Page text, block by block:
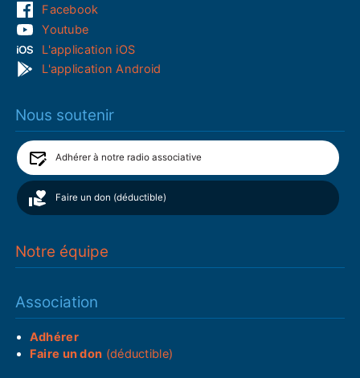
Facebook
Youtube
L'application iOS
L'application Android
Nous soutenir
Adhérer à notre radio associative
Faire un don (déductible)
Notre équipe
Association
Adhérer
Faire un don (déductible)